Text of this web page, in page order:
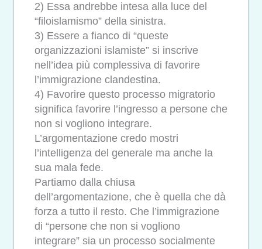
2) Essa andrebbe intesa alla luce del
“filoislamismo” della sinistra.
3) Essere a fianco di “queste
organizzazioni islamiste” si inscrive
nell’idea più complessiva di favorire
l’immigrazione clandestina.
4) Favorire questo processo migratorio
significa favorire l’ingresso a persone che
non si vogliono integrare.
L’argomentazione credo mostri
l’intelligenza del generale ma anche la
sua mala fede.
Partiamo dalla chiusa
dell’argomentazione, che è quella che dà
forza a tutto il resto. Che l’immigrazione
di “persone che non si vogliono
integrare” sia un processo socialmente